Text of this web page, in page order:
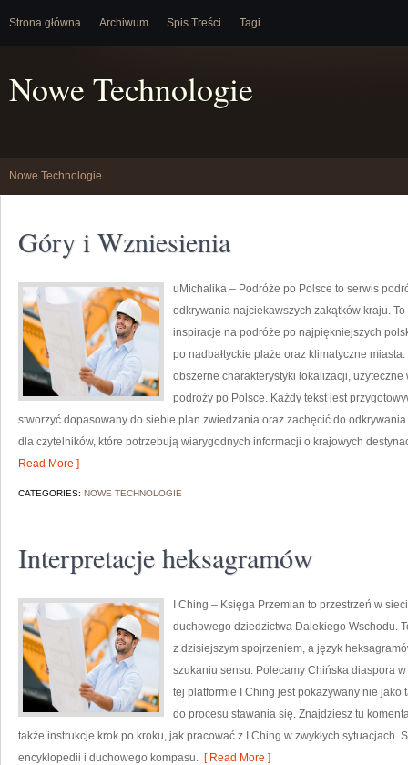
Strona główna Archiwum Spis Treści Tagi
Nowe Technologie
Nowe Technologie
Góry i Wzniesienia
uMichalika – Podróże po Polsce to serwis
odkrywania najciekawszych zakątków kraju.
inspiracje na podróże po najpiękniejszych
po nadbałtyckie plaże oraz klimatyczne
obszerne charakterystyki lokalizacji,
podróży po Polsce. Każdy tekst jest
stworzyć dopasowany do siebie plan zwiedzania oraz zachęcić do
dla czytelników, które potrzebują wiarygodnych informacji o krajowych
Read More ]
CATEGORIES: NOWE TECHNOLOGIE
Interpretacje heksagramów
I Ching – Księga Przemian to przestrzeń w
duchowego dziedzictwa Dalekiego Wschodu.
z dzisiejszym spojrzeniem, a język
szukaniu sensu. Polecamy Chińska diaspora
tej platformie I Ching jest pokazywany nie
do procesu stawania się. Znajdziesz tu
także instrukcje krok po kroku, jak pracować z I Ching w zwykłych sytuacjach.
encyklopedii i duchowego kompasu. [ Read More ]